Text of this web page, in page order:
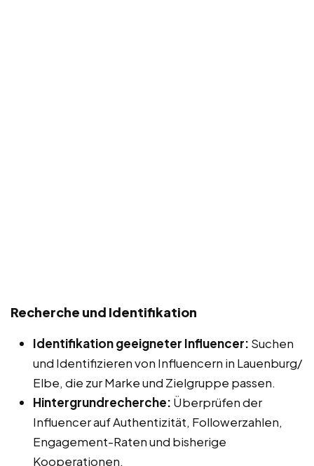
Recherche und Identifikation
Identifikation geeigneter Influencer: Suchen
und Identifizieren von Influencern in Lauenburg/
Elbe, die zur Marke und Zielgruppe passen.
Hintergrundrecherche: Überprüfen der
Influencer auf Authentizität, Followerzahlen,
Engagement-Raten und bisherige
Kooperationen.